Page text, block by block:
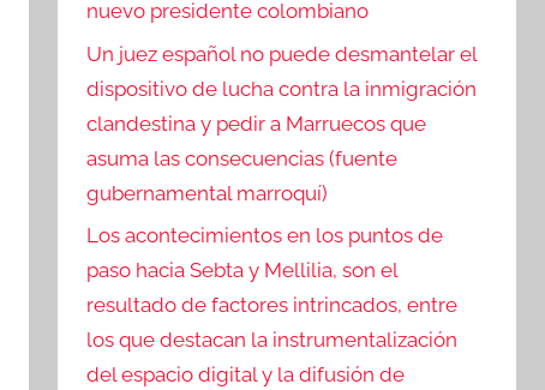
nuevo presidente colombiano
Un juez español no puede desmantelar el
dispositivo de lucha contra la inmigración
clandestina y pedir a Marruecos que
asuma las consecuencias (fuente
gubernamental marroquí)
Los acontecimientos en los puntos de
paso hacia Sebta y Mellilia, son el
resultado de factores intrincados, entre
los que destacan la instrumentalización
del espacio digital y la difusión de